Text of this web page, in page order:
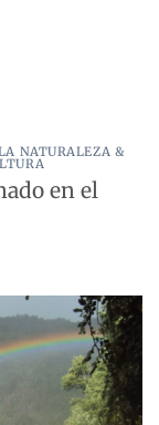
NATURALEZA &
en el